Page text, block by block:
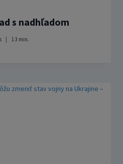
s nadhľadom
13 min.